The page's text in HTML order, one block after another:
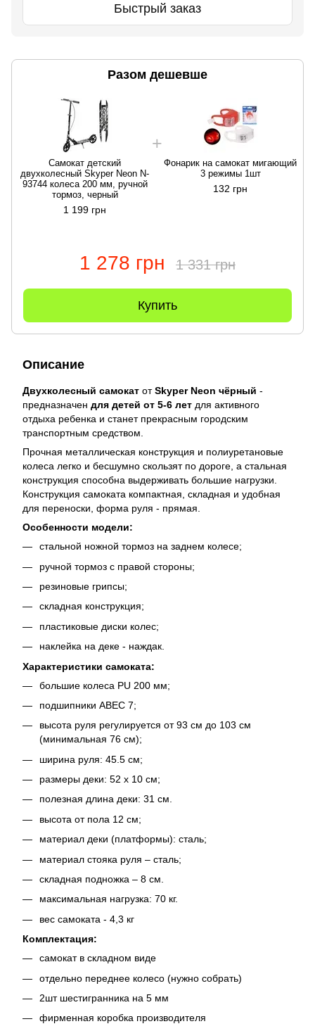
Быстрый заказ
Разом дешевше
Cамокат детский
двухколесный Skyper Neon N-
93744 колеса 200 мм, ручной
тормоз, черный
1 199 грн
Фонарик на самокат мигающий
3 режимы 1шт
132 грн
1 278 грн 1 331 грн
Купить
Описание
Двухколесный самокат отSkyper Neon чёрный -
предназначен для детей от 5-6 лет для активного
отдыха ребенка и станет прекрасным городским
транспортным средством.
Прочная металлическая конструкция и полиуретановые
колеса легко и бесшумно скользят по дороге, а стальная
конструкция способна выдерживать большие нагрузки.
Конструкция самоката компактная, складная и удобная
для переноски, форма руля - прямая.
Особенности модели:
стальной ножной тормоз на заднем колесе;
ручной тормоз с правой стороны;
резиновые грипсы;
складная конструкция;
пластиковые диски колес;
наклейка на деке - наждак.
Характеристики самоката:
большие колеса PU 200 мм;
подшипники АВЕС 7;
высота руля регулируется от 93 см до 103 см
(минимальная 76 см);
ширина руля: 45.5 см;
размеры деки: 52 х 10 см;
полезная длина деки: 31 см.
высота от пола 12 см;
материал деки (платформы): сталь;
материал стояка руля – сталь;
складная подножка – 8 см.
максимальная нагрузка: 70 кг.
вес самоката - 4,3 кг
Комплектация:
самокат в складном виде
отдельно переднее колесо (нужно собрать)
2шт шестигранника на 5 мм
фирменная коробка производителя